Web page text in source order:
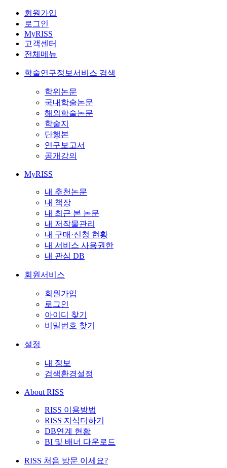
회원가입
로그인
MyRISS
고객센터
전체메뉴
학술연구정보서비스 검색
학위논문
국내학술논문
해외학술논문
학술지
단행본
연구보고서
공개강의
MyRISS
내 추천논문
내 책장
내 최근 본 논문
내 저작물관리
내 구매·신청 현황
내 서비스 사용권한
내 관심 DB
회원서비스
회원가입
로그인
아이디 찾기
비밀번호 찾기
설정
내 정보
검색환경설정
About RISS
RISS 이용방법
RISS 지식더하기
DB연계 현황
BI 및 배너 다운로드
RISS 처음 방문 이세요?